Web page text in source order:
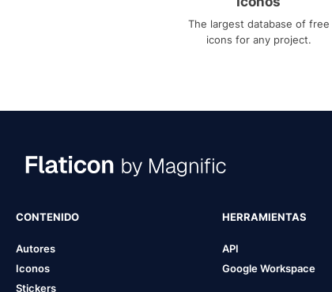
The largest database of free
icons for any project.
CONTENIDO
Autores
Iconos
Stickers
HERRAMIENTAS
API
Google Workspace